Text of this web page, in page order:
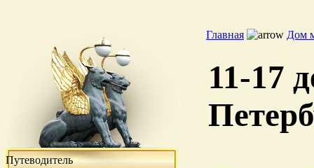
Путеводитель
Главная Дом
11-17